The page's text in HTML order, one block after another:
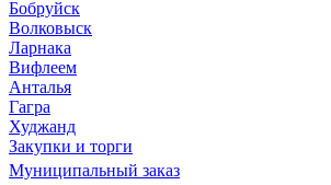
Бобруйск
Волковыск
Ларнака
Вифлеем
Анталья
Гагра
Худжанд
Закупки и торги
Муниципальный заказ